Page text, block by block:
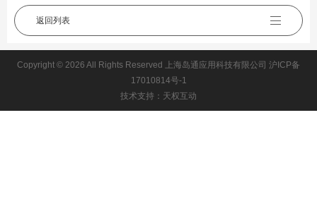
返回列表
Copyright © 2026 All Rights Reserved 上海岛通应用科技有限公司 沪ICP备
17010814号-1
技术支持：天权互动